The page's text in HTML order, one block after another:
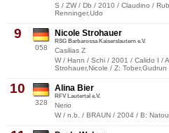
S / ZW / Db / 2010 / Claudino /
Renninger,Udo
9
058
Nicole Strohauer
RSG Barbarossa Kaiserslautern e.V.
Casilias Z
W / Hann / Schi / 2001 / Calido I /
Strohauer,Nicole / Z: Tober,Gudrun
10
328
Alina Bier
RFV Lautertal e.V.
Nerio
W / n.b. / BRAUN / 2004 / B: